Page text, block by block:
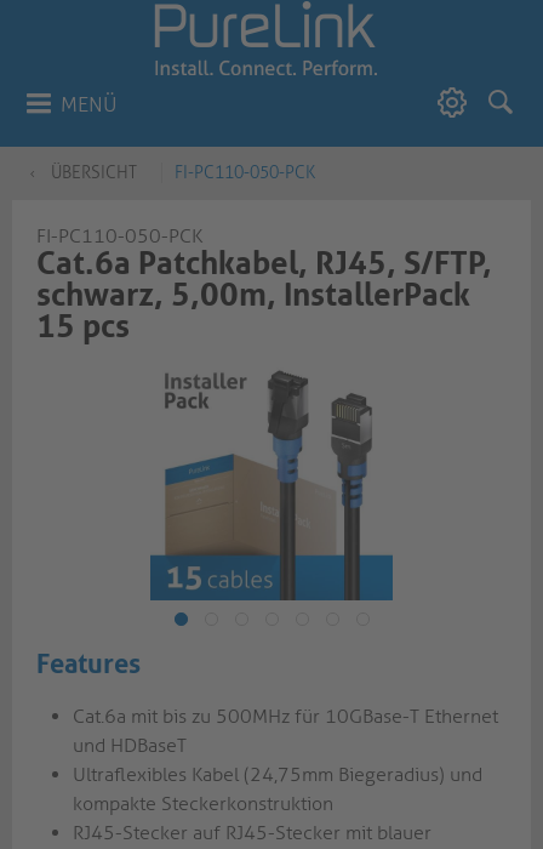
MENÜ
ÜBERSICHT FI-PC110-050-PCK
FI-PC110-050-PCK
Cat.6a Patchkabel, RJ45, S/FTP,
schwarz, 5,00m, InstallerPack
15 pcs​​​​​​​​​​​​​​
Features
Cat.6a mit bis zu 500MHz für 10GBase-T Ethernet
und HDBaseT
Ultraflexibles Kabel (24,75mm Biegeradius) und
kompakte Steckerkonstruktion
RJ45-Stecker auf RJ45-Stecker mit blauer